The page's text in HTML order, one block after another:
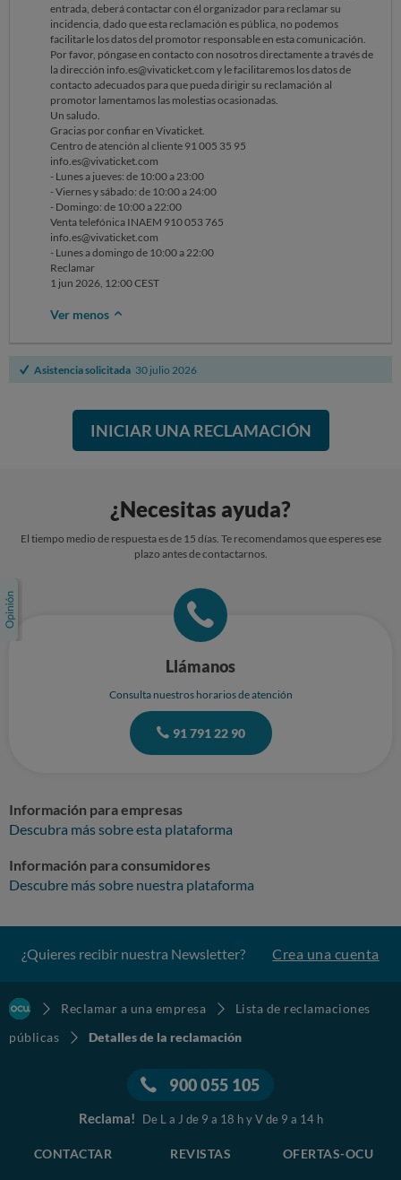
que nos hemos perdido una parte importante de una experiencia por
la que habíamos pagado y que esperábamos con muchísima ilusión.
Nos fuimos con un disgusto muy grande y no entendemos como no se
hizo ningún comunicado oficial al menos por correo electrónico.
Hemos reclamado ya directamente a través de vuestro "servicio de
atención al cliente sin éxito", donde nos indicáis que se enviaron mails
(no hemos recibido ninguno de vivaticket a lo largo de todo el año, más
que el día de antes del concierto donde se nos decía que
imprimiésemos las entradas y comprobásemos la hora en las
mismas...las 21h).
Además, sabemos que a otros usuarios les habéis hecho ya la
devolución del importe con la misma situación que hemos tenido
nosotros (precisamente mis cuñados que pusieron un día después la
reclamación) a pesar de haber comprado las entradas posteriormente,
algo que es incomprensible...¿por qué hay diferencia de trato entre
usuarios habiendo sido todos penalizados de la misma forma? Es una
vergüenza.
Adjuntamos las entradas oficiales que tuvimos desde la primera
Quedamos a la espera de vuestra respuesta donde como mínimo se
Un saludo,
Rebeca F.C.
entrada, deberá contactar con él organizador para reclamar su
incidencia, dado que esta reclamación es pública, no podemos
facilitarle los datos del promotor responsable en esta comunicación.
Por favor, póngase en contacto con nosotros directamente a través de
la dirección info.es@vivaticket.com y le facilitaremos los datos de
contacto adecuados para que pueda dirigir su reclamación al
promotor lamentamos las molestias ocasionadas.
Un saludo.
Gracias por confiar en Vivaticket.
Centro de atención al cliente 91 005 35 95
info.es@vivaticket.com
- Lunes a jueves: de 10:00 a 23:00
- Viernes y sábado: de 10:00 a 24:00
- Domingo: de 10:00 a 22:00
Venta telefónica INAEM 910 053 765
info.es@vivaticket.com
- Lunes a domingo de 10:00 a 22:00
Reclamar
1 jun 2026, 12:00 CEST
Ver menos
Asistencia solicitada 30 julio 2026
INICIAR UNA RECLAMACIÓN
¿Necesitas ayuda?
El tiempo medio de respuesta es de 15 días. Te recomendamos que esperes ese
plazo antes de contactarnos.
Llámanos
Consulta nuestros horarios de atención
91 791 22 90
Información para empresas
Descubra más sobre esta plataforma
Información para consumidores
Descubre más sobre nuestra plataforma
¿Quieres recibir nuestra Newsletter? Crea una cuenta
Reclamar a una empresa
Lista de reclamaciones
públicas
Detalles de la reclamación
900 055 105
Reclama! De L a J de 9 a 18 h y V de 9 a 14 h
CONTACTAR REVISTAS OFERTAS-OCU